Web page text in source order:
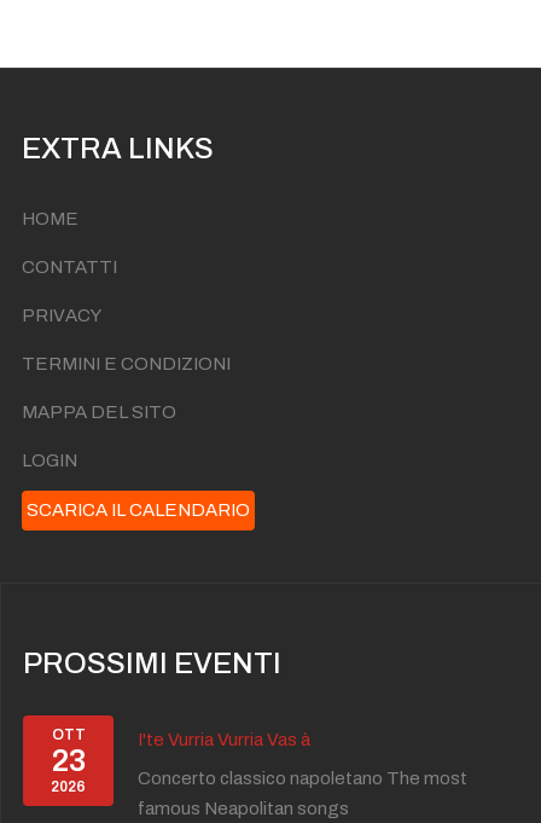
EXTRA LINKS
HOME
CONTATTI
PRIVACY
TERMINI E CONDIZIONI
MAPPA DEL SITO
LOGIN
SCARICA IL CALENDARIO
PROSSIMI EVENTI
OTT
23
2026
I'te Vurria Vurria Vas à
Concerto classico napoletano The most
famous Neapolitan songs